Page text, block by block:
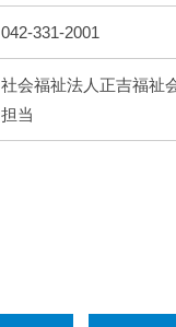
042-331-2001
社会福祉法人正吉福祉
担当